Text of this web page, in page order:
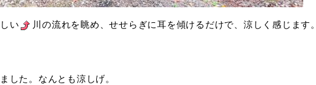
い 川の流れを眺め、せせらぎに耳を傾けるだけで、涼しく感じます。
した。なんとも涼しげ。